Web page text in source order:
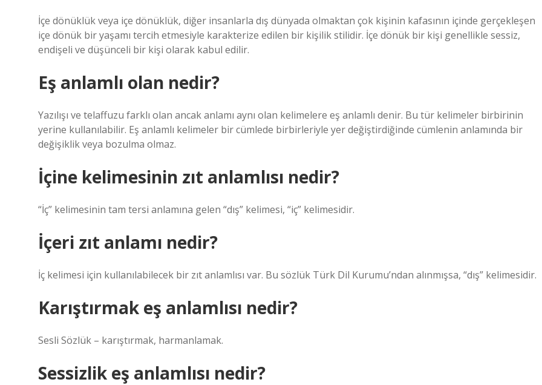
İçe dönüklük veya içe dönüklük, diğer insanlarla dış dünyada olmaktan çok kişinin kafasının içinde gerçekleşen
içe dönük bir yaşamı tercih etmesiyle karakterize edilen bir kişilik stilidir. İçe dönük bir kişi genellikle sessiz,
endişeli ve düşünceli bir kişi olarak kabul edilir.
Eş anlamlı olan nedir?
Yazılışı ve telaffuzu farklı olan ancak anlamı aynı olan kelimelere eş anlamlı denir. Bu tür kelimeler birbirinin
yerine kullanılabilir. Eş anlamlı kelimeler bir cümlede birbirleriyle yer değiştirdiğinde cümlenin anlamında bir
değişiklik veya bozulma olmaz.
İçine kelimesinin zıt anlamlısı nedir?
“İç” kelimesinin tam tersi anlamına gelen “dış” kelimesi, “iç” kelimesidir.
İçeri zıt anlamı nedir?
İç kelimesi için kullanılabilecek bir zıt anlamlısı var. Bu sözlük Türk Dil Kurumu’ndan alınmışsa, “dış” kelimesidir.
Karıştırmak eş anlamlısı nedir?
Sesli Sözlük – karıştırmak, harmanlamak.
Sessizlik eş anlamlısı nedir?